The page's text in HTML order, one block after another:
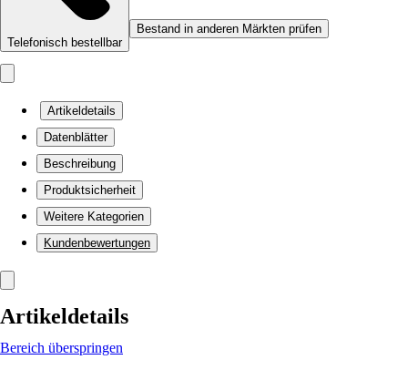
Telefonisch bestellbar
Bestand in anderen Märkten prüfen
Artikeldetails
Datenblätter
Beschreibung
Produktsicherheit
Weitere Kategorien
Kundenbewertungen
Artikeldetails
Bereich überspringen